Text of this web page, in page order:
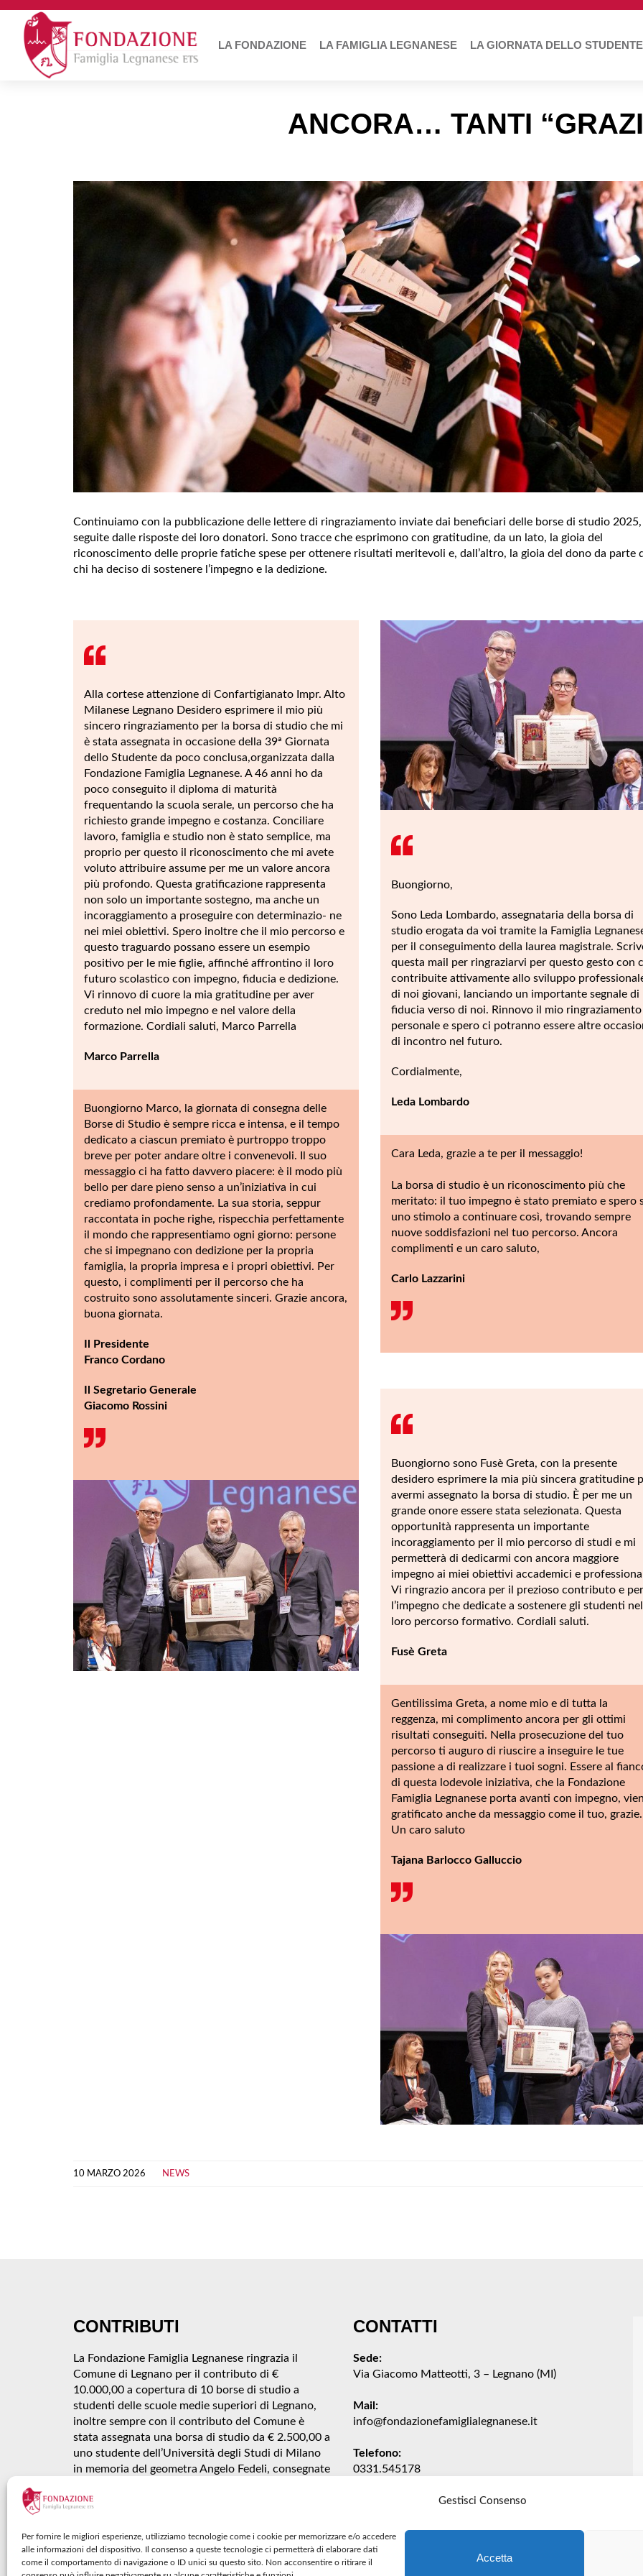
Gestisci Consenso
Per fornire le migliori esperienze, utilizziamo tecnologie come i cookie per memorizzare e/o accedere
alle informazioni del dispositivo. Il consenso a queste tecnologie ci permetterà di elaborare dati
come il comportamento di navigazione o ID unici su questo sito. Non acconsentire o ritirare il
Accetta
LA FONDAZIONE LA FAMIGLIA LEGNANESE LA GIORNATA DELLO STUDENTE
ANCORA… TANTI
Continuiamo con la pubblicazione delle lettere di ringraziamento inviate dai beneficiari delle borse di studio 2025,
seguite dalle risposte dei loro donatori. Sono tracce che esprimono con gratitudine, da un lato, la gioia del
riconoscimento delle proprie fatiche spese per ottenere risultati meritevoli e, dall’altro, la gioia del dono da parte
chi ha deciso di sostenere l’impegno e la dedizione.
Alla cortese attenzione di Confartigianato Impr. Alto
Milanese Legnano Desidero esprimere il mio più
sincero ringraziamento per la borsa di studio che mi
è stata assegnata in occasione della 39ª Giornata
dello Studente da poco conclusa,organizzata dalla
Fondazione Famiglia Legnanese. A 46 anni ho da
poco conseguito il diploma di maturità
frequentando la scuola serale, un percorso che ha
richiesto grande impegno e costanza. Conciliare
lavoro, famiglia e studio non è stato semplice, ma
proprio per questo il riconoscimento che mi avete
voluto attribuire assume per me un valore ancora
più profondo. Questa gratificazione rappresenta
non solo un importante sostegno, ma anche un
incoraggiamento a proseguire con determinazio- ne
nei miei obiettivi. Spero inoltre che il mio percorso e
questo traguardo possano essere un esempio
positivo per le mie figlie, affinché affrontino il loro
futuro scolastico con impegno, fiducia e dedizione.
Vi rinnovo di cuore la mia gratitudine per aver
creduto nel mio impegno e nel valore della
formazione. Cordiali saluti, Marco Parrella
Marco Parrella
Buongiorno Marco, la giornata di consegna delle
Borse di Studio è sempre ricca e intensa, e il tempo
dedicato a ciascun premiato è purtroppo troppo
breve per poter andare oltre i convenevoli. Il suo
messaggio ci ha fatto davvero piacere: è il modo più
bello per dare pieno senso a un’iniziativa in cui
crediamo profondamente. La sua storia, seppur
raccontata in poche righe, rispecchia perfettamente
il mondo che rappresentiamo ogni giorno: persone
che si impegnano con dedizione per la propria
famiglia, la propria impresa e i propri obiettivi. Per
questo, i complimenti per il percorso che ha
costruito sono assolutamente sinceri. Grazie ancora,
buona giornata.
Il Presidente
Franco Cordano
Il Segretario Generale
Giacomo Rossini
Buongiorno,
Sono Leda Lombardo, assegnataria della borsa di
studio erogata da voi tramite la Famiglia
per il conseguimento della laurea magistrale.
questa mail per ringraziarvi per questo gesto con
contribuite attivamente allo sviluppo
di noi giovani, lanciando un importante segnale di
fiducia verso di noi. Rinnovo il mio ringraziamento
personale e spero ci potranno essere altre
di incontro nel futuro.
Cordialmente,
Leda Lombardo
Cara Leda, grazie a te per il messaggio!
La borsa di studio è un riconoscimento più che
meritato: il tuo impegno è stato premiato e spero
uno stimolo a continuare così, trovando sempre
nuove soddisfazioni nel tuo percorso. Ancora
complimenti e un caro saluto,
Carlo Lazzarini
Buongiorno sono Fusè Greta, con la presente
desidero esprimere la mia più sincera gratitudine
avermi assegnato la borsa di studio. È per me un
grande onore essere stata selezionata. Questa
opportunità rappresenta un importante
incoraggiamento per il mio percorso di studi e mi
permetterà di dedicarmi con ancora maggiore
impegno ai miei obiettivi accademici e
Vi ringrazio ancora per il prezioso contributo e per
l’impegno che dedicate a sostenere gli studenti nel
loro percorso formativo. Cordiali saluti.
Fusè Greta
Gentilissima Greta, a nome mio e di tutta la
reggenza, mi complimento ancora per gli ottimi
risultati conseguiti. Nella prosecuzione del tuo
percorso ti auguro di riuscire a inseguire le tue
passione a di realizzare i tuoi sogni. Essere al
di questa lodevole iniziativa, che la Fondazione
Famiglia Legnanese porta avanti con impegno,
gratificato anche da messaggio come il tuo, grazie.
Un caro saluto
Tajana Barlocco Galluccio
10 MARZO 2026 NEWS
CONTRIBUTI
La Fondazione Famiglia Legnanese ringrazia il
Comune di Legnano per il contributo di €
10.000,00 a copertura di 10 borse di studio a
studenti delle scuole medie superiori di Legnano,
inoltre sempre con il contributo del Comune è
stata assegnata una borsa di studio da € 2.500,00 a
uno studente dell’Università degli Studi di Milano
in memoria del geometra Angelo Fedeli, consegnate
novembre 2025 presso Teatro Città di Legnano
CONTATTI
Sede:
Via Giacomo Matteotti, 3 – Legnano (MI)
Mail:
info@fondazionefamiglialegnanese.it
Telefono:
0331.545178